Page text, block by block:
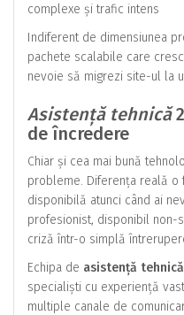
complexe și trafic intens
Indiferent de dimensiunea
pachete scalabile care
nevoie să migrezi site-ul la
Asistență tehnică
de încredere
Chiar și cea mai bună
probleme. Diferența reală o
disponibilă atunci când ai
profesionist, disponibil non-
criză într-o simplă
Echipa de asistență tehnică
specialiști cu experiență
multiple canale de